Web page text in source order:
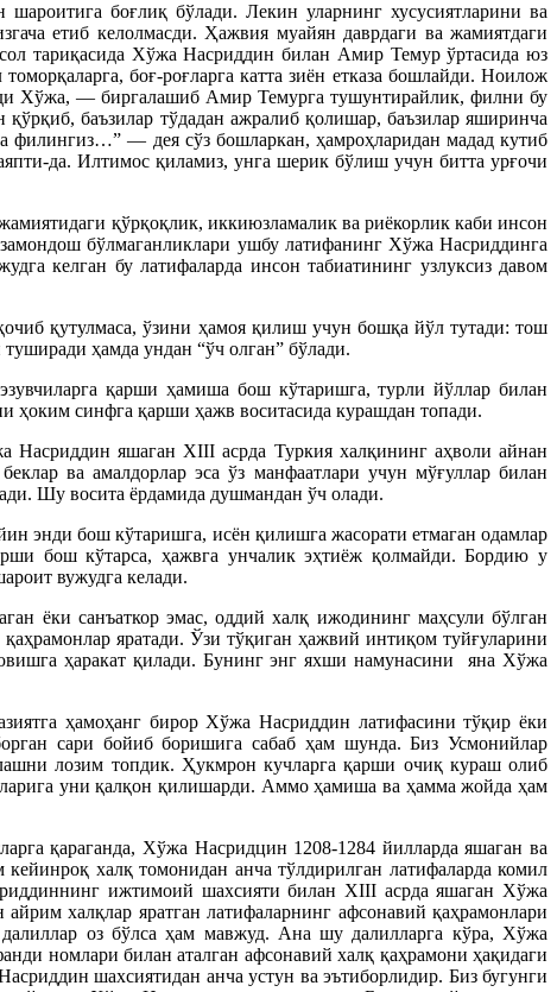
боғлиқ бўлади. Лекин уларнинг хусусиятларини ва
етиб келолмасди. Ҳажвия муайян даврдаги ва жамиятдаги
тариқасида Хўжа Насриддин билан Амир Темур ўртасида юз
боғ-роғларга катта зиён етказа бошлайди. Ноилож
Хўжа, — биргалашиб Амир Темурга тушунтирайлик, филни бу
баъзилар тўдадан ажралиб қолишар, баъзилар яширинча
— дея сўз бошларкан, ҳамроҳларидан мадад кутиб
да. Илтимос қиламиз, унга шерик бўлиш учун битта урғочи
қўрқоқлик, иккиюзламалик ва риёкорлик каби инсон
бўлмаганликлари ушбу латифанинг Хўжа Насриддинга
келган бу латифаларда инсон табиатининг узлуксиз давом
қутулмаса, ўзини ҳамоя қилиш учун бошқа йўл тутади: тош
ҳамда ундан “ўч олган” бўлади.
қарши ҳамиша бош кўтаришга, турли йўллар билан
ҳоким синфга қарши ҳажв воситасида курашдан топади.
Насриддин яшаган XIII асрда Туркия халқининг аҳволи айнан
ва амалдорлар эса ўз манфаатлари учун мўғуллар билан
Шу восита ёрдамида душмандан ўч олади.
энди бош кўтаришга, исён қилишга жасорати етмаган одамлар
бош кўтарса, ҳажвга унчалик эҳтиёж қолмайди. Бордию у
вужудга келади.
ёки санъаткор эмас, оддий халқ ижодининг маҳсули бўлган
яратади. Ўзи тўқиган ҳажвий интиқом туйғуларини
ҳаракат қилади. Бунинг энг яхши намунасини яна Хўжа
ҳамоҳанг бирор Хўжа Насриддин латифасини тўқир ёки
сари бойиб боришига сабаб ҳам шунда. Биз Усмонийлар
лозим топдик. Ҳукмрон кучларга қарши очиқ кураш олиб
уни қалқон қилишарди. Аммо ҳамиша ва ҳамма жойда ҳам
қараганда, Хўжа Насридцин 1208-1284 йилларда яшаган ва
халқ томонидан анча тўлдирилган латифаларда комил
ижтимоий шахсияти билан XIII асрда яшаган Хўжа
халқлар яратган латифаларнинг афсонавий қаҳрамонлари
оз бўлса ҳам мавжуд. Ана шу далилларга кўра, Хўжа
номлари билан аталган афсонавий халқ қаҳрамони ҳақидаги
шахсиятидан анча устун ва эътиборлидир. Биз бугунги